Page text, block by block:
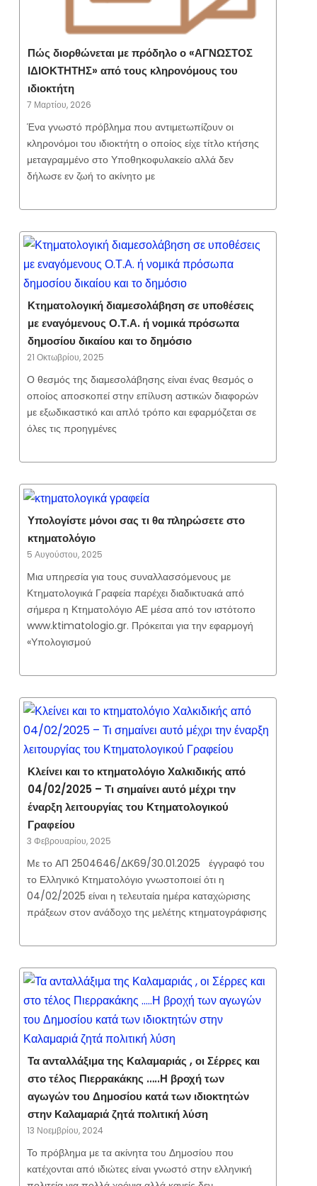
Πώς διορθώνεται με πρόδηλο ο «ΑΓΝΩΣΤΟΣ
ΙΔΙΟΚΤΗΤΗΣ» από τους κληρονόμους του
ιδιοκτήτη
7 Μαρτίου, 2026
Ένα γνωστό πρόβλημα που αντιμετωπίζουν οι
κληρονόμοι του ιδιοκτήτη ο οποίος είχε τίτλο κτήσης
μεταγραμμένο στο Υποθηκοφυλακείο αλλά δεν
δήλωσε εν ζωή το ακίνητο με
Κτηματολογική διαμεσολάβηση σε υποθέσεις
με εναγόμενους Ο.Τ.Α. ή νομικά πρόσωπα
δημοσίου δικαίου και το δημόσιο
21 Οκτωβρίου, 2025
Ο θεσμός της διαμεσολάβησης είναι ένας θεσμός ο
οποίος αποσκοπεί στην επίλυση αστικών διαφορών
με εξωδικαστικό και απλό τρόπο και εφαρμόζεται σε
όλες τις προηγμένες
Υπολογίστε μόνοι σας τι θα πληρώσετε στο
κτηματολόγιο
5 Αυγούστου, 2025
Μια υπηρεσία για τους συναλλασσόμενους με
Κτηματολογικά Γραφεία παρέχει διαδικτυακά από
σήμερα η Κτηματολόγιο ΑΕ μέσα από τον ιστότοπο
www.ktimatologio.gr. Πρόκειται για την εφαρμογή
«Υπολογισμού
Κλείνει και το κτηματολόγιο Χαλκιδικής από
04/02/2025 – Τι σημαίνει αυτό μέχρι την
έναρξη λειτουργίας του Κτηματολογικού
Γραφείου
3 Φεβρουαρίου, 2025
Με το ΑΠ 2504646/ΔΚ69/30.01.2025 έγγραφό του
το Ελληνικό Κτηματολόγιο γνωστοποιεί ότι η
04/02/2025 είναι η τελευταία ημέρα καταχώρισης
πράξεων στον ανάδοχο της μελέτης κτηματογράφισης
Τα ανταλλάξιμα της Καλαμαριάς , οι Σέρρες και
στο τέλος Πιερρακάκης …..Η βροχή των
αγωγών του Δημοσίου κατά των ιδιοκτητών
στην Καλαμαριά ζητά πολιτική λύση
13 Νοεμβρίου, 2024
Το πρόβλημα με τα ακίνητα του Δημοσίου που
κατέχονται από ιδιώτες είναι γνωστό στην ελληνική